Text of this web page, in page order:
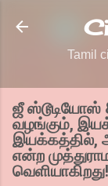
Tamil
ஜீ ஸ்டூடியோஸ்
வழங்கும்,
இயக்கத்தில்,
என்ற